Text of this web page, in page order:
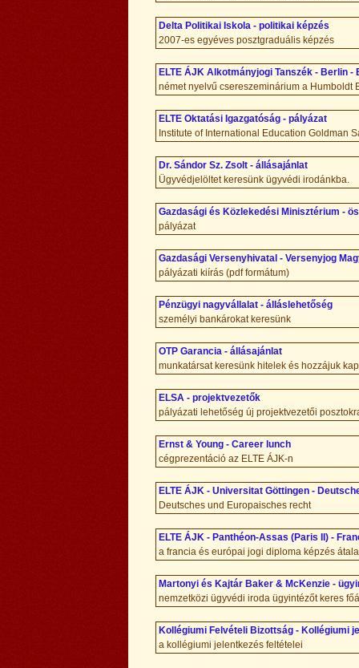
Delta Politikai Iskola - politikai képzés
2007-es egyéves posztgraduális képzés
ELTE ÁJK Alkotmányjogi Tanszék - Berlin -
német nyelvű csereszeminárium a Humboldt
ELTE Oktatási Igazgatóság - pályázat
Institute of International Education Goldman
Dr. Sándor Sz. Zsolt - állásajánlat
Ügyvédjelöltet keresünk ügyvédi irodánkba.
Gazdasági és Közlekedési Minisztérium -
pályázat
Gazdasági Versenyhivatal - Versenyjog
pályázati kiírás (pdf formátum)
Pénzügyi nagyvállalat - álláslehetőség
személyi bankárokat keresünk
OTP Garancia - állásajánlat
munkatársat keresünk hitelek és hozzájuk
ELSA - projektvezetők
pályázati lehetőség új projektvezetői
Ernst & Young - Career lunch
cégprezentáció az ELTE ÁJK-n
ELTE ÁJK - Universitat Göttingen -
Deutsches und Europaisches recht
ELTE ÁJK - Panthéon-Assas (Paris II) -
a francia és európai jogi diploma képzés
Martonyi és Kajtár Baker & McKenzie -
nemzetközi ügyvédi iroda ügyintézőt keres
Kollégiumi Felvételi Bizottság - Kollégiumi
a kollégiumi jelentkezés feltételei